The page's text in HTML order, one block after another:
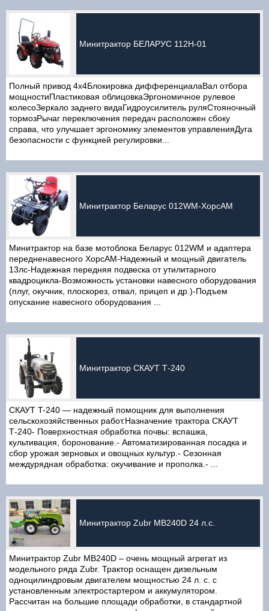
Минитрактор БЕЛАРУС 112Н-01
Полный привод 4x4Блокировка дифференциалаВал отбора
мощностиПластиковая облицовкаЭргономичное рулевое
колесоЗеркало заднего видаГидроусилитель руляСтояночный
тормозРычаг переключения передач расположен сбоку
справа, что улучшает эргономику элементов управленияДуга
безопасности с функцией регулировки...
Минитрактор Беларус 012WM-ХорсАМ
Минитрактор на базе мотоблока Беларус 012WM и адаптера
передненавесного ХорсАМ-Надежный и мощный двигатель
13лс-Надежная передняя подвеска от утилитарного
квадроцикла-Возможность установки навесного оборудования
(плуг, окучник, плоскорез, отвал, прицеп и др.)-Подъем
опускание навесного оборудования ...
Минитрактор СКАУТ Т-240
СКАУТ T-240 — надежный помощник для выполнения
сельскохозяйственных работ.Назначение трактора СКАУТ
Т-240- Поверхностная обработка почвы: вспашка,
культивация, боронование.- Автоматизированная посадка и
сбор урожая зерновых и овощных культур.- Сезонная
междурядная обработка: окучивание и прополка.- ...
Минитрактор Zubr MB240D 24 л.с.
Минитрактор Zubr MB240D – очень мощный агрегат из
модельного ряда Zubr. Трактор оснащен дизельным
одноцилиндровым двигателем мощностью 24 л. с. с
установленным электростартером и аккумулятором.
Рассчитан на большие площади обработки, в стандартной